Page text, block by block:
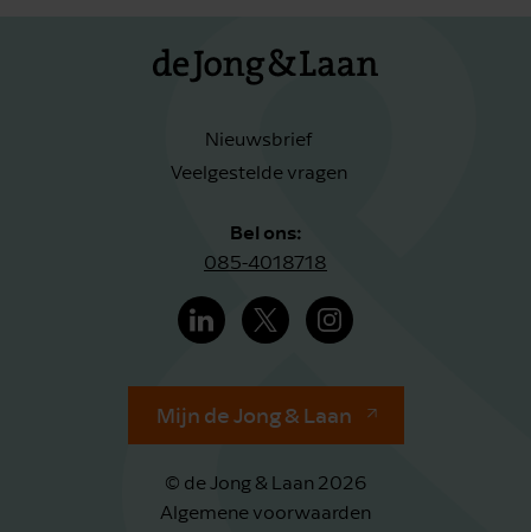
Nieuwsbrief
Veelgestelde vragen
Bel ons:
085-4018718
Mijn de Jong & Laan
© de Jong & Laan 2026
Algemene voorwaarden